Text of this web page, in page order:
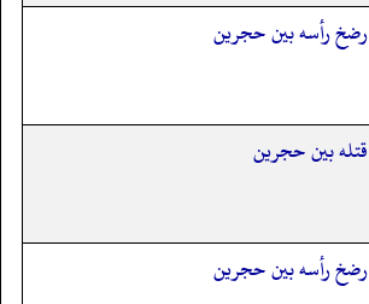
رضخ رأسه بين حجرين
قتله بين حجرين
رضخ رأسه بين حجرين